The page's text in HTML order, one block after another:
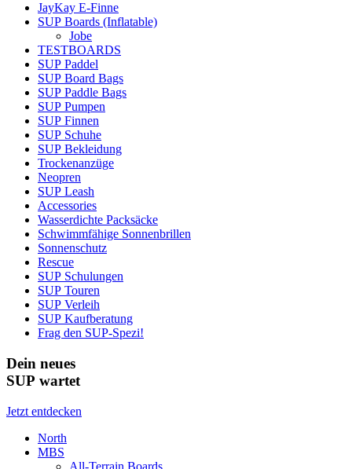
JayKay E-Finne
SUP Boards (Inflatable)
Jobe
TESTBOARDS
SUP Paddel
SUP Board Bags
SUP Paddle Bags
SUP Pumpen
SUP Finnen
SUP Schuhe
SUP Bekleidung
Trockenanzüge
Neopren
SUP Leash
Accessories
Wasserdichte Packsäcke
Schwimmfähige Sonnenbrillen
Sonnenschutz
Rescue
SUP Schulungen
SUP Touren
SUP Verleih
SUP Kaufberatung
Frag den SUP-Spezi!
Dein neues
SUP wartet
Jetzt entdecken
North
MBS
All-Terrain Boards